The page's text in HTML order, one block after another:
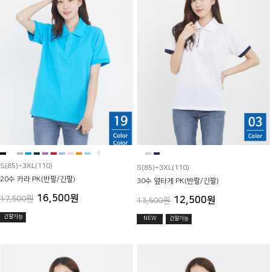
+
S(85)~3XL(110)
20수 카라 PK(반팔/긴팔)
17,500원 16,500원
긴팔가능
S(85)~3XL(110)
30수 옆타게 PK(반팔/긴팔)
13,500원 12,500원
NEW 긴팔가능